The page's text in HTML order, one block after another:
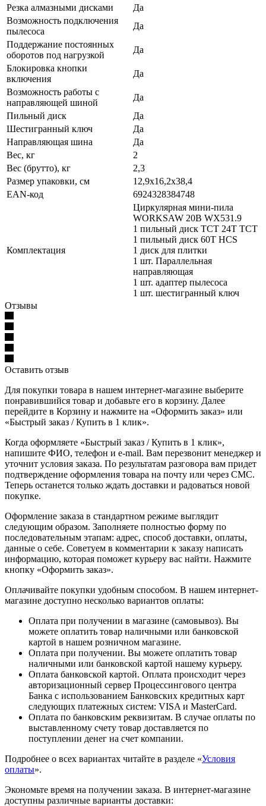
Резка алмазными дисками
Да
Возможность подключения
пылесоса
Да
Поддержание постоянных
оборотов под нагрузкой
Да
Блокировка кнопки
включения
Да
Возможность работы с
направляющей шиной
Да
Пильный диск
Да
Шестигранный ключ
Да
Направляющая шина
Да
Вес, кг
2
Вес (брутто), кг
2,3
Размер упаковки, см
12,9х16,2х38,4
EAN-код
6924328384748
Комплектация
Циркулярная мини-пила
WORKSAW 20B WX531.9
1 пильный диск TCT 24T TCT
1 пильный диск 60T HCS
1 диск для плитки
1 шт. Параллельная
направляющая
1 шт. адаптер пылесоса
1 шт. шестигранный ключ
Отзывы
Оставить отзыв
Для покупки товара в нашем интернет-магазине выберите
понравившийся товар и добавьте его в корзину. Далее
перейдите в Корзину и нажмите на «Оформить заказ» или
«Быстрый заказ / Купить в 1 клик».
Когда оформляете «Быстрый заказ / Купить в 1 клик»,
напишите ФИО, телефон и e-mail. Вам перезвонит менеджер и
уточнит условия заказа. По результатам разговора вам придет
подтверждение оформления товара на почту или через СМС.
Теперь останется только ждать доставки и радоваться новой
покупке.
Оформление заказа в стандартном режиме выглядит
следующим образом. Заполняете полностью форму по
последовательным этапам: адрес, способ доставки, оплаты,
данные о себе. Советуем в комментарии к заказу написать
информацию, которая поможет курьеру вас найти. Нажмите
кнопку «Оформить заказ».
Оплачивайте покупки удобным способом. В нашем интернет-
магазине доступно несколько вариантов оплаты:
Оплата при получении в магазине (самовывоз). Вы
можете оплатить товар наличными или банковской
картой в нашем розничном магазине.
Оплата при получении. Вы можете оплатить товар
наличными или банковской картой нашему курьеру.
Оплата банковской картой. Оплата происходит через
авторизационный сервер Процессингового центра
Банка с использованием Банковских кредитных карт
следующих платежных систем: VISA и MasterCard.
Оплата по банковским реквизитам. В случае оплаты по
выставленному счету товар доставляется по
поступлении денег на счет компании.
Подробнее о всех вариантах читайте в разделе «Условия
оплаты».
Экономьте время на получении заказа. В интернет-магазине
доступны различные варианты доставки: